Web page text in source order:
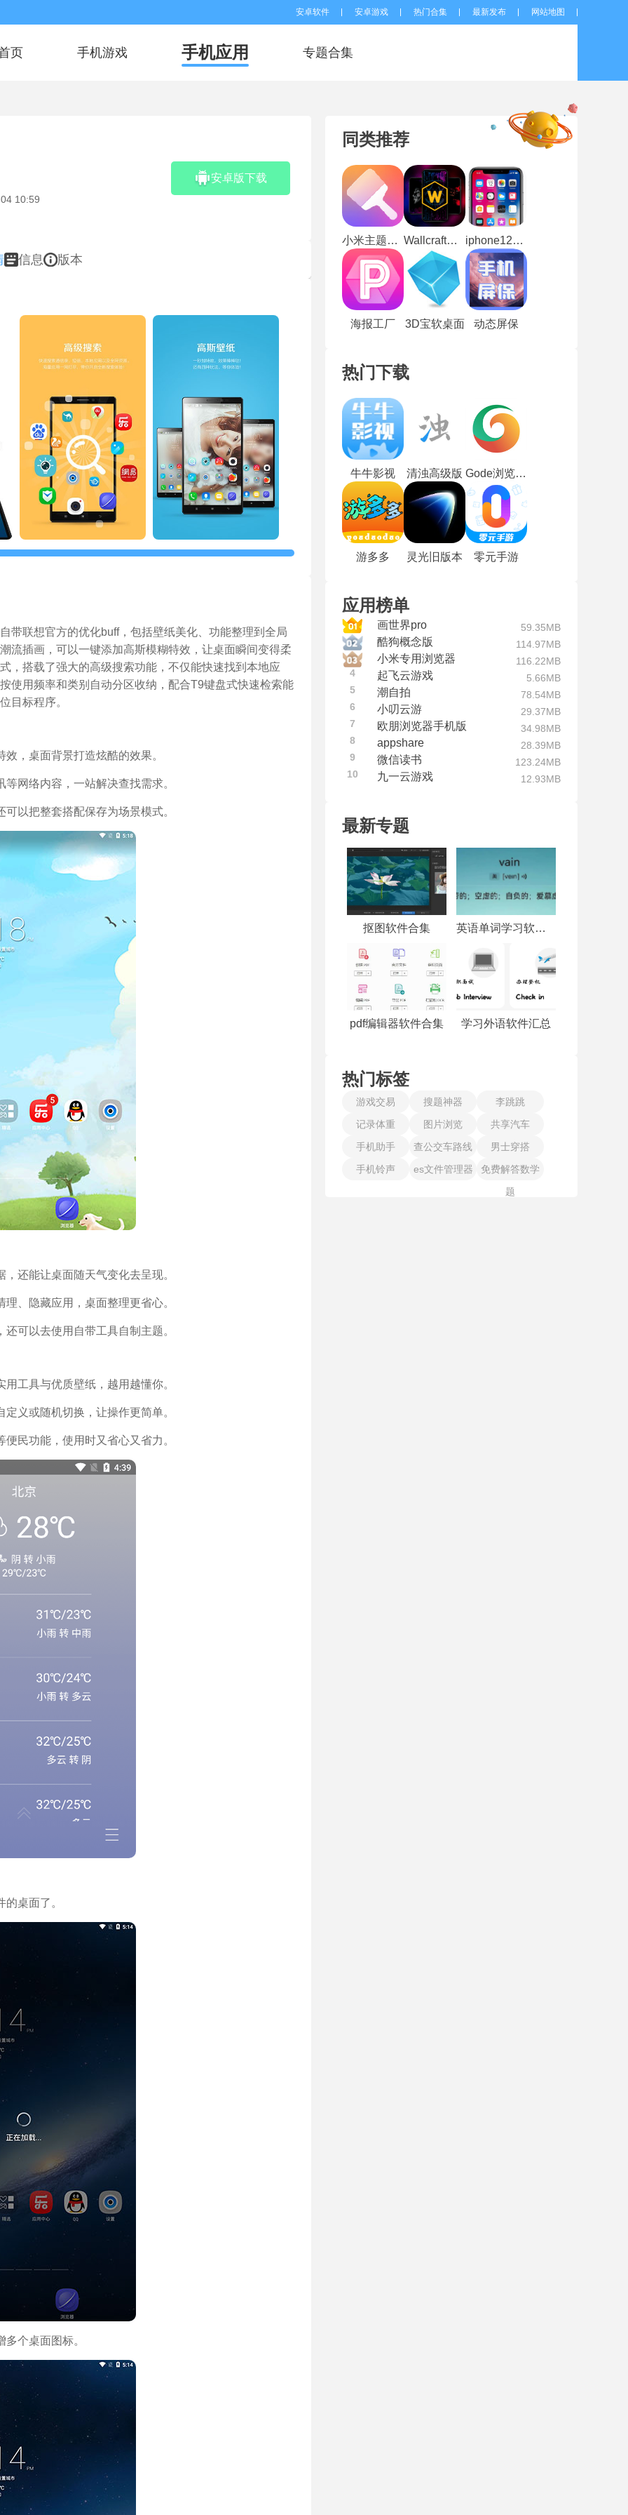
安卓软件 安卓游戏 热门合集 最新发布 网站地图
页 手机游戏 手机应用 专题合集
10:59
安卓版下载
信息 版本
带联想官方的优化buff，包括壁纸美化、功能整理到全局
流插画，可以一键添加高斯模糊特效，让桌面瞬间变得柔
，搭载了强大的高级搜索功能，不仅能快速找到本地应
使用频率和类别自动分区收纳，配合T9键盘式快速检索能
目标程序。
，桌面背景打造炫酷的效果。
网络内容，一站解决查找需求。
以把整套搭配保存为场景模式。
还能让桌面随天气变化去呈现。
、隐藏应用，桌面整理更省心。
可以去使用自带工具自制主题。
工具与优质壁纸，越用越懂你。
义或随机切换，让操作更简单。
民功能，使用时又省心又省力。
桌面了。
个桌面图标。
同类推荐
小米主题商店 Wallcraft中文版 iphone12启动器
海报工厂 3D宝软桌面 动态屏保
热门下载
牛牛影视 清浊高级版 Gode浏览器最新版
游多多 灵光旧版本 零元手游
应用榜单
画世界pro 59.35MB
酷狗概念版 114.97MB
小米专用浏览器
116.22MB
4
起飞云游戏
5.66MB
5
潮自拍
78.54MB
6
小叨云游
29.37MB
7
欧朋浏览器手机版
34.98MB
8
appshare
28.39MB
9
微信读书
123.24MB
10
九一云游戏 12.93MB
最新专题
抠图软件合集 英语单词学习软件合集
pdf编辑器软件合集 学习外语软件汇总
热门标签
游戏交易 搜题神器
李跳跳
记录体重
图片浏览
共享汽车
手机助手
查公交车路线
男士穿搭
手机铃声
es文件管理器
免费解答数学
题